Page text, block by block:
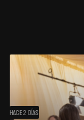
HACE 2 DÍAS